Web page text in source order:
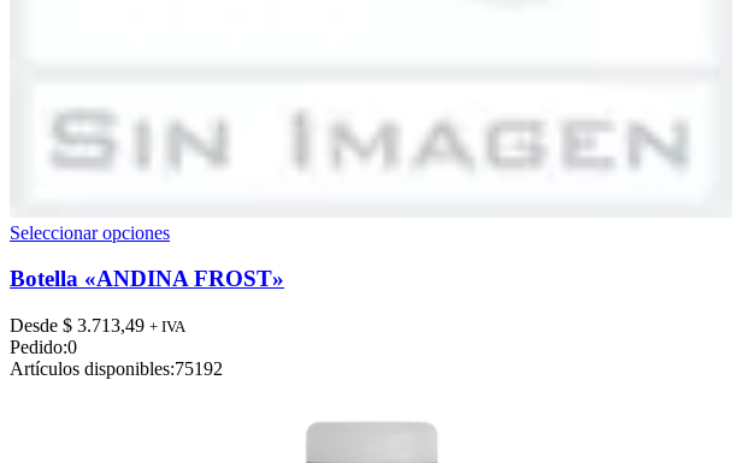
Seleccionar opcionesEste
tiene
variantes.
opciones
Botella «ANDINA FROST»
Desde $ 3.713,49 + IVA
Pedido:0
Artículos disponibles:75192